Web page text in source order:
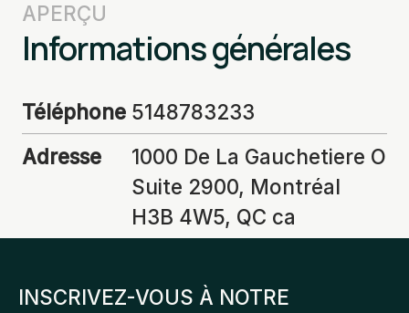
APERÇU
Informations générales
Téléphone 5148783233
Adresse
1000 De La Gauchetiere O
Suite 2900, Montréal
H3B 4W5, QC ca
INSCRIVEZ-VOUS À NOTRE